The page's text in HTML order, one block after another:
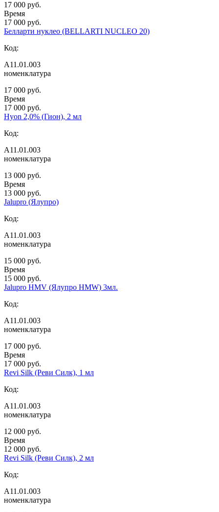
17 000 руб.
Время
17 000 руб.
Белларти нуклео (BELLARTI NUCLEO 20)
Код:
А11.01.003
номенклатура
17 000 руб.
Время
17 000 руб.
Hyon 2,0% (Гион), 2 мл
Код:
А11.01.003
номенклатура
13 000 руб.
Время
13 000 руб.
Jalupro (Ялупро)
Код:
А11.01.003
номенклатура
15 000 руб.
Время
15 000 руб.
Jalupro HMV (Ялупро HMW) 3мл.
Код:
А11.01.003
номенклатура
17 000 руб.
Время
17 000 руб.
Revi Silk (Реви Силк), 1 мл
Код:
А11.01.003
номенклатура
12 000 руб.
Время
12 000 руб.
Revi Silk (Реви Силк), 2 мл
Код:
А11.01.003
номенклатура